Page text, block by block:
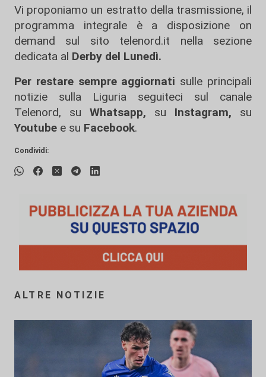
Vi proponiamo un estratto della trasmissione, il
programma integrale è a disposizione on
demand sul sito telenord.it nella sezione
dedicata al Derby del Lunedì.
Per restare sempre aggiornati sulle principali
notizie sulla Liguria seguiteci sul canale
Telenord, su
Whatsapp, su Instagram, su
Youtube e su Facebook.
Condividi:
ALTRE NOTIZIE